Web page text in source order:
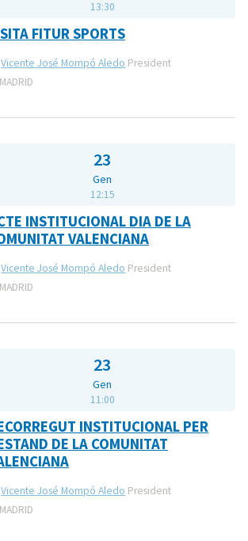
13:30
FITUR SPORTS
Vicente José Mompó Aledo President
MADRID
23
Gen
12:15
INSTITUCIONAL DIA DE LA
VALENCIANA
Vicente José Mompó Aledo President
MADRID
23
Gen
11:00
INSTITUCIONAL PER
DE LA COMUNITAT
Vicente José Mompó Aledo President
MADRID